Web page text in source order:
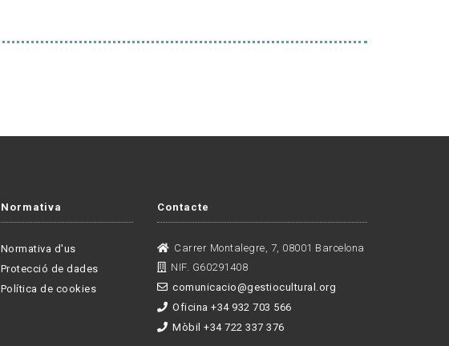
Normativa
Normativa d'us
Protecció de dades
Política de cookies
Contacte
Carrer Montalegre, 7, 08001 Barcelona
NIF. G60291408
comunicacio@gestiocultural.org
Oficina +34 932 703 566
Mòbil +34 722 337 376